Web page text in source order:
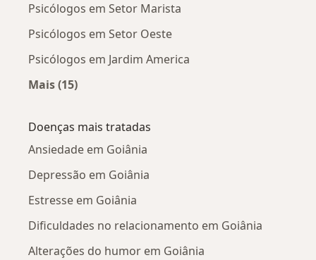
Psicólogos em Setor Marista
Psicólogos em Setor Oeste
Psicólogos em Jardim America
Mais (15)
Doenças mais tratadas
Ansiedade em Goiânia
Depressão em Goiânia
Estresse em Goiânia
Dificuldades no relacionamento em Goiânia
Alterações do humor em Goiânia